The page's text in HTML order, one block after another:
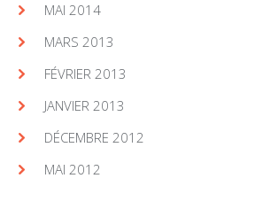
MAI 2014
MARS 2013
FÉVRIER 2013
JANVIER 2013
DÉCEMBRE 2012
MAI 2012